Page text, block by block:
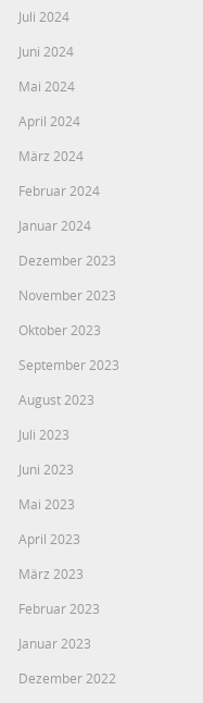
Juli 2024
Juni 2024
Mai 2024
April 2024
März 2024
Februar 2024
Januar 2024
Dezember 2023
November 2023
Oktober 2023
September 2023
August 2023
Juli 2023
Juni 2023
Mai 2023
April 2023
März 2023
Februar 2023
Januar 2023
Dezember 2022